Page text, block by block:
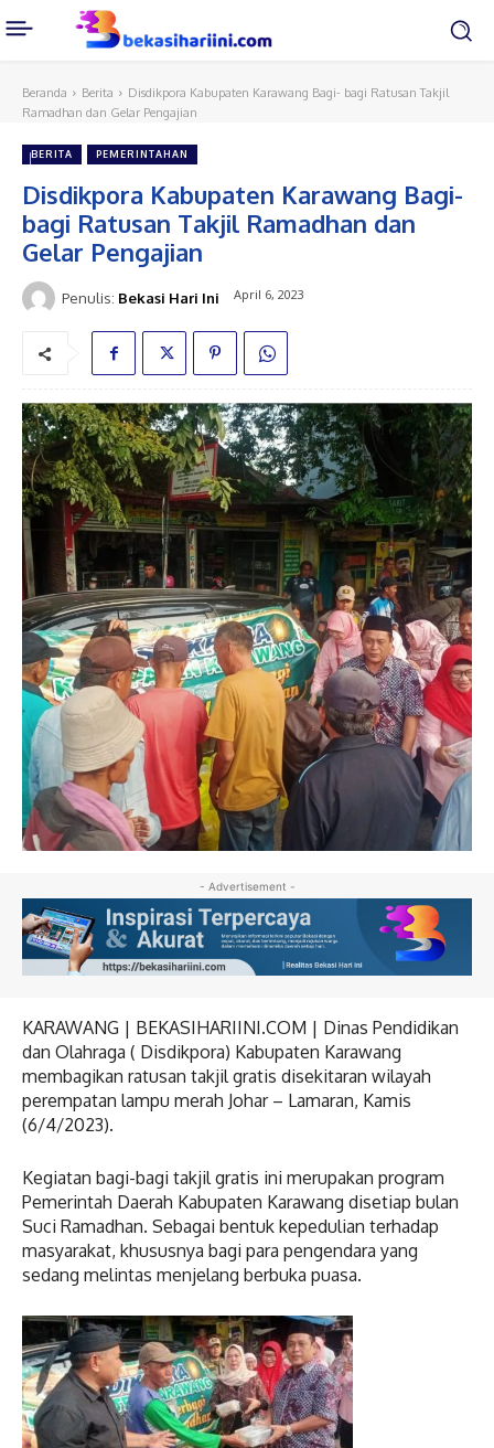
Beranda Berita
Disdikpora Kabupaten Karawang Bagi- bagi Ratusan Takjil
Ramadhan dan Gelar Pengajian
BERITA PEMERINTAHAN
Disdikpora Kabupaten Karawang Bagi-
bagi Ratusan Takjil Ramadhan dan
Gelar Pengajian
Penulis: Bekasi Hari Ini April 6, 2023
- Advertisement -
KARAWANG | BEKASIHARIINI.COM | Dinas Pendidikan
dan Olahraga ( Disdikpora) Kabupaten Karawang
membagikan ratusan takjil gratis disekitaran wilayah
perempatan lampu merah Johar – Lamaran, Kamis
(6/4/2023).
Kegiatan bagi-bagi takjil gratis ini merupakan program
Pemerintah Daerah Kabupaten Karawang disetiap bulan
Suci Ramadhan. Sebagai bentuk kepedulian terhadap
masyarakat, khususnya bagi para pengendara yang
sedang melintas menjelang berbuka puasa.